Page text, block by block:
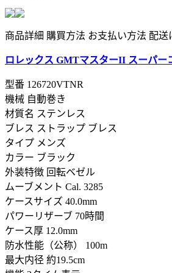
商品詳細 購買方法 お支払い方法 配送
ロレックス GMTマスターII スーパー
型番 126720VTNR
機械 自動巻き
材質名 ステンレス
ブレス ストラップ ブレス
タイプ メンズ
カラー ブラック
外装特徴 回転ベゼル
ムーブメント Cal. 3285
ケースサイズ 40.0mm
パワーリザーブ 70時間
ケース厚 12.0mm
防水性能（公称） 100m
最大内径 約19.5cm